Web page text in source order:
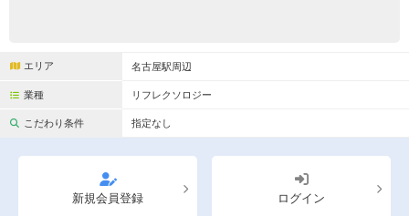
完全個室
ペアルームあり シャワー室完備
フットバスあり
エリア 名古屋駅周辺
業種 リフレクソロジー
こだわり条件 指定なし
新規会員登録 ログイン